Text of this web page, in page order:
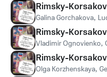
Rimsky-
Galina Gorchakova,
Rimsky-
Vladimir Ognovienko,
Rimsky-
Olga Korzhenskaya,